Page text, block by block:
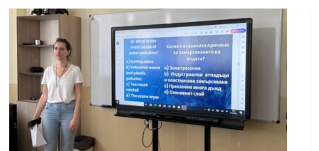
n
k
.
o